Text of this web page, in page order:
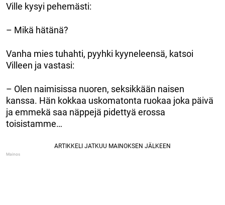
Ville kysyi pehemästi:
– Mikä hätänä?
Vanha mies tuhahti, pyyhki kyyneleensä, katsoi
Villeen ja vastasi:
– Olen naimisissa nuoren, seksikkään naisen
kanssa. Hän kokkaa uskomatonta ruokaa joka päivä
ja emmekä saa näppejä pidettyä erossa
toisistamme…